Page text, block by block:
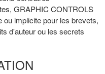
GRAPHIC CONTROLS
ou implicite pour les brevets,
d'auteur ou les secrets